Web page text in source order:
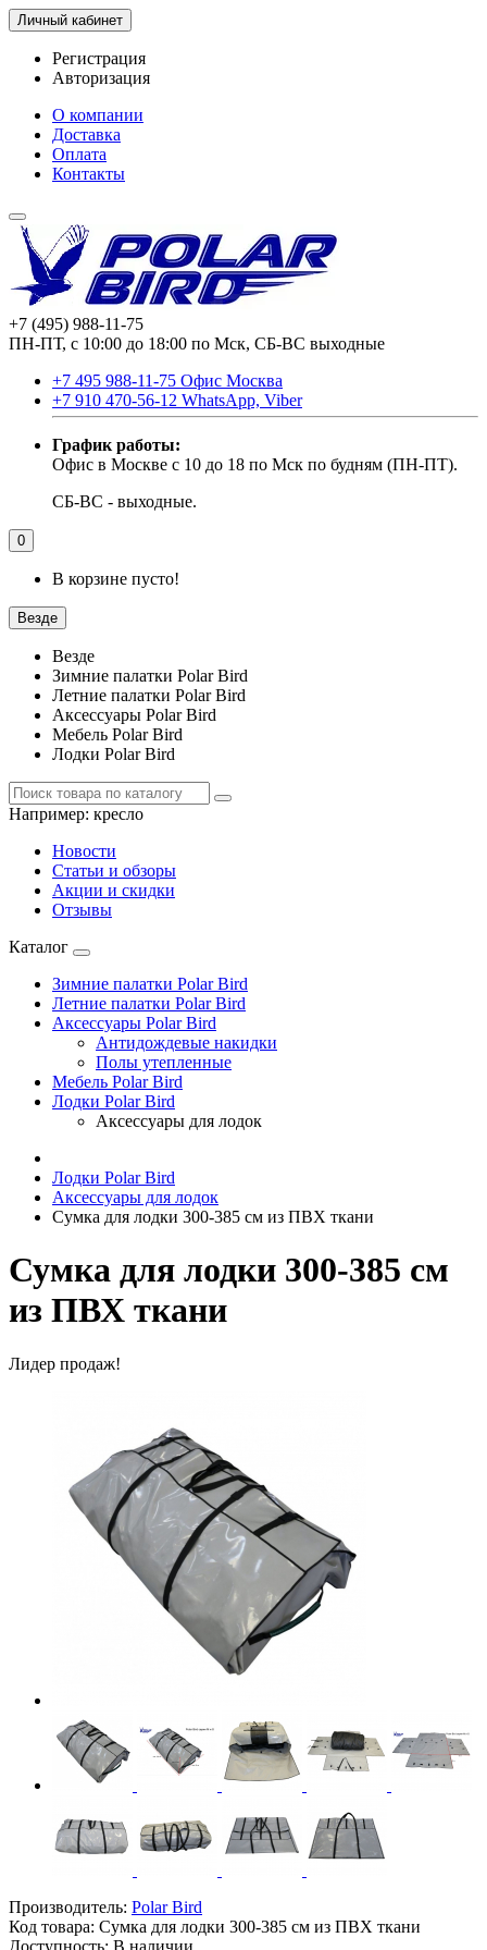
Личный кабинет
Регистрация
Авторизация
О компании
Доставка
Оплата
Контакты
+7 (495) 988-11-75
ПН-ПТ, с 10:00 до 18:00 по Мск, СБ-ВС выходные
+7 495 988-11-75 Офис Москва
+7 910 470-56-12 WhatsApp, Viber
График работы:
Офис в Москве с 10 до 18 по Мск по будням (ПН-ПТ).
СБ-ВС - выходные.
0
В корзине пусто!
Везде
Везде
Зимние палатки Polar Bird
Летние палатки Polar Bird
Аксессуары Polar Bird
Мебель Polar Bird
Лодки Polar Bird
Например: кресло
Новости
Статьи и обзоры
Акции и скидки
Отзывы
Каталог
Зимние палатки Polar Bird
Летние палатки Polar Bird
Аксессуары Polar Bird
Антидождевые накидки
Полы утепленные
Мебель Polar Bird
Лодки Polar Bird
Аксессуары для лодок
Лодки Polar Bird
Аксессуары для лодок
Сумка для лодки 300-385 см из ПВХ ткани
Сумка для лодки 300-385 см
из ПВХ ткани
Лидер продаж!
Производитель: Polar Bird
Код товара: Сумка для лодки 300-385 см из ПВХ ткани
Доступность: В наличии